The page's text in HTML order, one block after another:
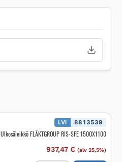
LVI 8813539
Ulkosäleikkö FLÄKTGROUP RIS-SFE 1500X1100
937,47 € (alv 25,5%)